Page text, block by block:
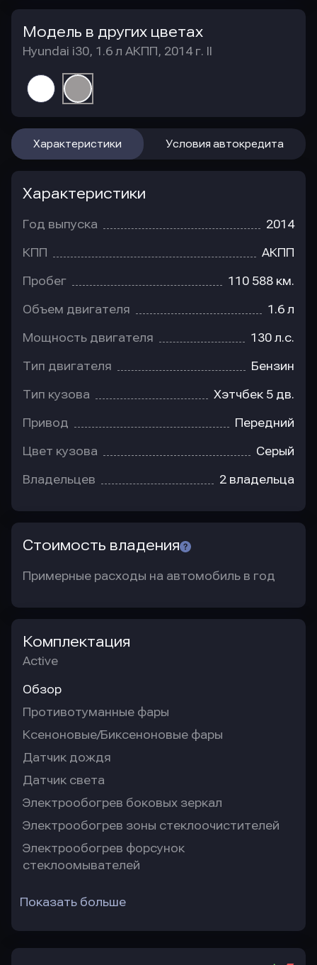
Модель в других цветах
Hyundai i30, 1.6 л АКПП, 2014 г. II
Характеристики Условия автокредита
Характеристики
Год выпуска 2014
КПП АКПП
Пробег 110 588 км.
Объем двигателя 1.6 л
Мощность двигателя 130 л.с.
Тип двигателя Бензин
Тип кузова Хэтчбек 5 дв.
Привод Передний
Цвет кузова Серый
Владельцев 2 владельца
Стоимость владения
Примерные расходы на автомобиль в год
Комплектация
Active
Обзор
Противотуманные фары
Ксеноновые/Биксеноновые фары
Датчик дождя
Датчик света
Электрообогрев боковых зеркал
Электрообогрев зоны стеклоочистителей
Электрообогрев форсунок
стеклоомывателей
Показать больше